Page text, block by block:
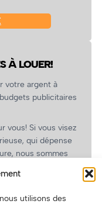
utilisons des
À LOUER!
votre argent à
publicitaires
vous! Si vous visez
qui dépense
nous sommes